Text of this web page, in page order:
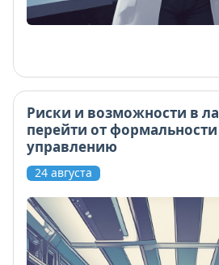
Риски и возможности в
перейти от
управлению
24 августа